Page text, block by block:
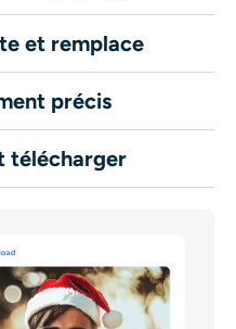
et remplace
précis
télécharger